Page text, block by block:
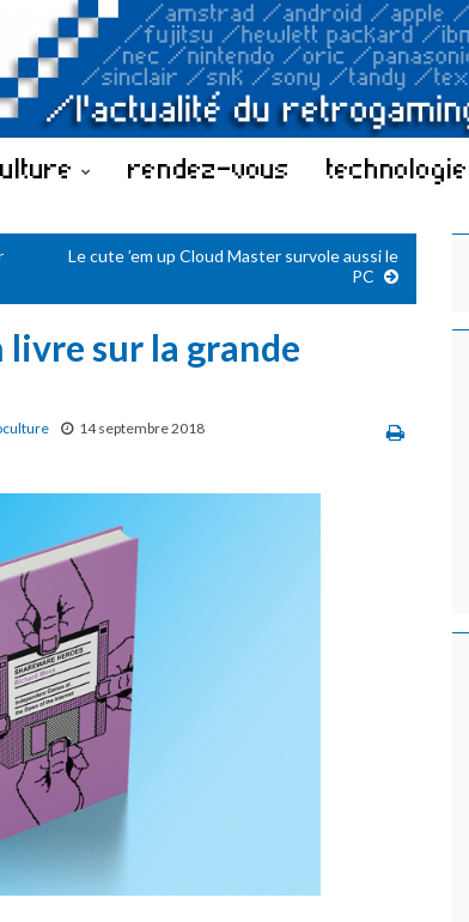
rendez-vous technologie
Le cute ’em up Cloud Master survole aussi le
PC
livre sur la grande
14 septembre 2018